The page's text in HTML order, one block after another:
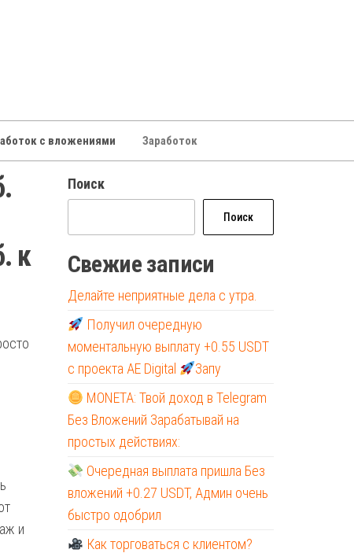
с вложениями Заработок
к
и
Поиск
Поиск
Свежие записи
Делайте неприятные дела с утра.
Получил очередную
моментальную выплату +0.55 USDT
с проекта AE Digital
Запу
MONETA: Твой доход в Telegram
Без Вложений Зарабатывай на
простых действиях:
Очередная выплата пришла Без
вложений +0.27 USDT, Админ очень
быстро одобрил
Как торговаться с клиентом?